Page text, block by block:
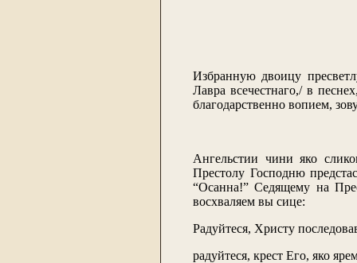
Избранную двоицу
Лавра всечестнаго,/ в
благодарственно вопием,
Ангельстии чини яко
Престолу Господню
“Осанна!” Седящему на
восхваляем вы сице:
Радуйтеся, Христу
радуйтеся, крест Его, яко